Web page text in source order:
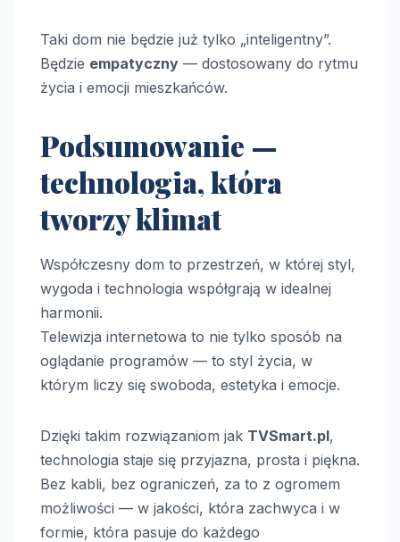
Taki dom nie będzie już tylko „inteligentny”.
Będzie empatyczny — dostosowany do rytmu
życia i emocji mieszkańców.
Podsumowanie —
technologia, która
tworzy klimat
Współczesny dom to przestrzeń, w której styl,
wygoda i technologia współgrają w idealnej
harmonii.
Telewizja internetowa to nie tylko sposób na
oglądanie programów — to styl życia, w
którym liczy się swoboda, estetyka i emocje.
Dzięki takim rozwiązaniom jak TVSmart.pl,
technologia staje się przyjazna, prosta i piękna.
Bez kabli, bez ograniczeń, za to z ogromem
możliwości — w jakości, która zachwyca i w
formie, która pasuje do każdego